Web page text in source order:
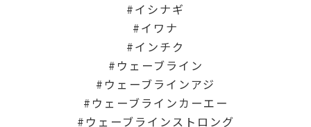
イシナギ
イワナ
インチク
ウェーブライン
ウェーブラインアジ
ウェーブラインカーエー
ウェーブラインストロング